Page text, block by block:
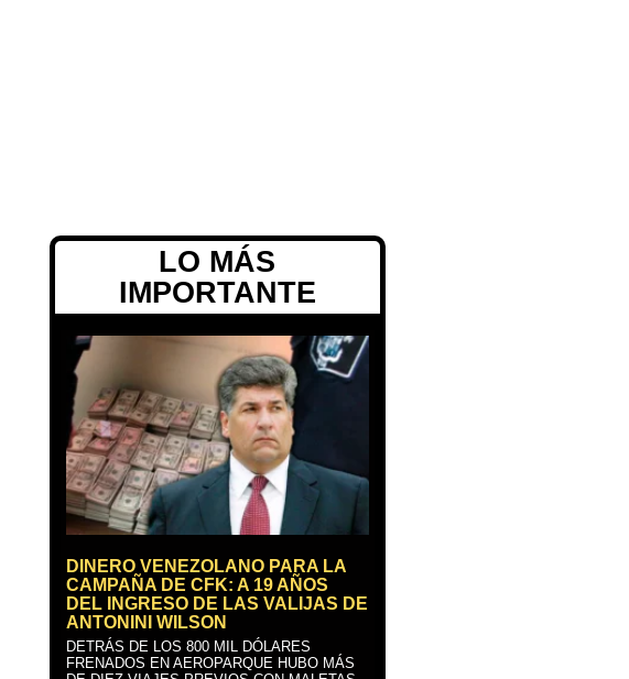
LO MÁS
IMPORTANTE
DINERO VENEZOLANO PARA LA
CAMPAÑA DE CFK: A 19 AÑOS
DEL INGRESO DE LAS VALIJAS DE
ANTONINI WILSON
DETRÁS DE LOS 800 MIL DÓLARES
FRENADOS EN AEROPARQUE HUBO MÁS